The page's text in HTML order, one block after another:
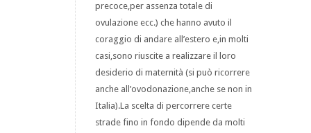
precoce,per assenza totale di
ovulazione ecc.) che hanno avuto il
coraggio di andare all’estero e,in molti
casi,sono riuscite a realizzare il loro
desiderio di maternità (si può ricorrere
anche all’ovodonazione,anche se non in
Italia).La scelta di percorrere certe
strade fino in fondo dipende da molti